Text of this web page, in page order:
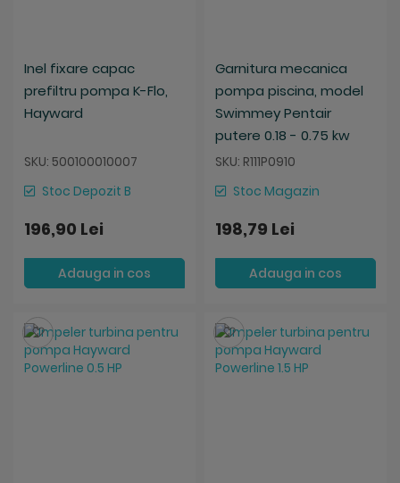
Inel fixare capac
prefiltru pompa K-Flo,
Hayward
SKU: 500100010007
Stoc Depozit B
196,90 Lei
Adauga in cos
Garnitura mecanica
pompa piscina, model
Swimmey Pentair
putere 0.18 - 0.75 kw
SKU: R111P0910
Stoc Magazin
198,79 Lei
Adauga in cos
Salveaza Salveaza